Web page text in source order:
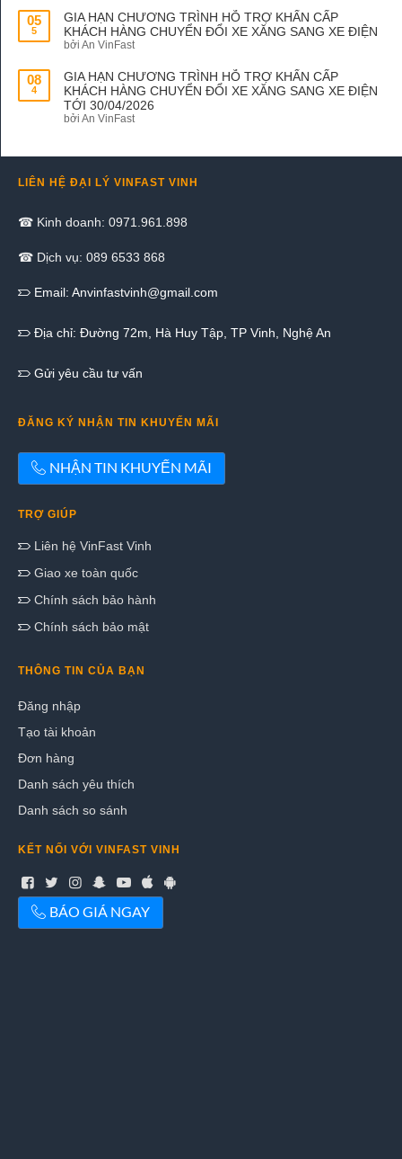
05
5
GIA HẠN CHƯƠNG TRÌNH HỖ TRỢ KHẨN CẤP
KHÁCH HÀNG CHUYỂN ĐỔI XE XĂNG SANG XE ĐIỆN
bởi An VinFast
08
4
GIA HẠN CHƯƠNG TRÌNH HỖ TRỢ KHẨN CẤP
KHÁCH HÀNG CHUYỂN ĐỔI XE XĂNG SANG XE ĐIỆN
TỚI 30/04/2026
bởi An VinFast
LIÊN HỆ ĐẠI LÝ VINFAST VINH
☎ Kinh doanh: 0971.961.898
☎ Dịch vụ: 089 6533 868
Email: Anvinfastvinh@gmail.com
Địa chỉ: Đường 72m, Hà Huy Tập, TP Vinh, Nghệ An
Gửi yêu cầu tư vấn
ĐĂNG KÝ NHẬN TIN KHUYẾN MÃI
NHẬN TIN KHUYẾN MÃI
TRỢ GIÚP
Liên hệ VinFast Vinh
Giao xe toàn quốc
Chính sách bảo hành
Chính sách bảo mật
THÔNG TIN CỦA BẠN
Đăng nhập
Tạo tài khoản
Đơn hàng
Danh sách yêu thích
Danh sách so sánh
KẾT NỐI VỚI VINFAST VINH
BÁO GIÁ NGAY